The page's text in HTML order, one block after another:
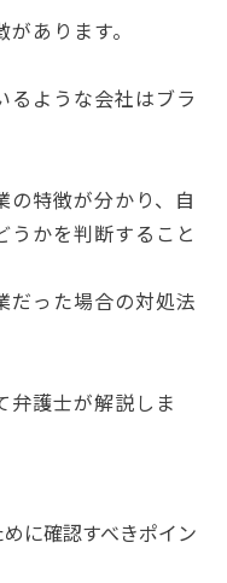
あります。
るような会社はブラ
の特徴が分かり、自
うかを判断すること
だった場合の対処法
弁護士が解説しま
に確認すべきポイン